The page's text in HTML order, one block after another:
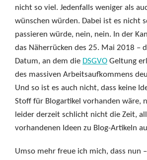
nicht so viel. Jedenfalls weniger als
wünschen würden. Dabei ist es nicht
passieren würde, nein, nein. In der
das Näherrücken des 25. Mai 2018 –
Datum, an dem die DSGVO Geltung
des massiven Arbeitsaufkommens
Und so ist es auch nicht, dass keine
Stoff für Blogartikel vorhanden wäre,
leider derzeit schlicht nicht die Zeit,
vorhandenen Ideen zu Blog-Artikeln
Umso mehr freue ich mich, dass nun